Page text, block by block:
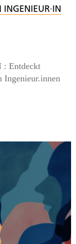
: Entdeckt
Ingenieur.innen